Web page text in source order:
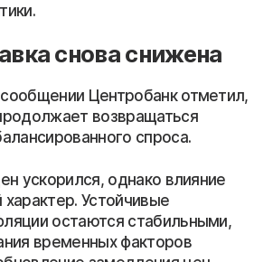
снова снижена
Центробанк отметил,
возвращаться
спроса.
ускорился, однако влияние
Устойчивые
остаются стабильными,
временных факторов